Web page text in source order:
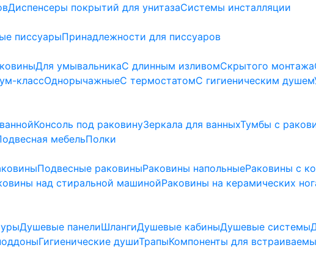
Диспенсеры покрытий для унитазаСистемы инсталляции
писсуарыПринадлежности для писсуаров
Для умывальникаС длинным изливомСкрытого монтажа
классОднорычажныеС термостатомС гигиеническим душем
Консоль под раковинуЗеркала для ванныхТумбы с
мебельПолки
Подвесные раковиныРаковины напольныеРаковины с
над стиральной машинойРаковины на керамических
Душевые панелиШлангиДушевые кабиныДушевые системы
Гигиенические душиТрапыКомпоненты для